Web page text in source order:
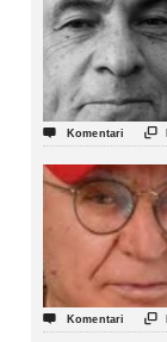
 Komentari 
 Komentari 